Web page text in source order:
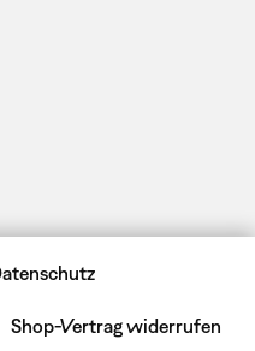
Shop-Vertrag widerrufen